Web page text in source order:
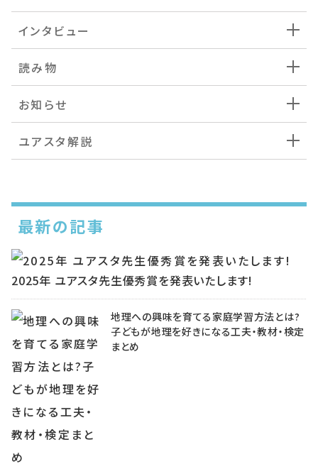
インタビュー
読み物
お知らせ
ユアスタ解説
最新の記事
2025年 ユアスタ先生優秀賞を発表いたします!
地理への興味を育てる家庭学習方法とは?
子どもが地理を好きになる工夫・教材・検定
まとめ